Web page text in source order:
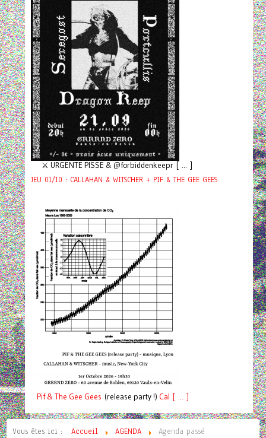
⚔️ URGENTE PISSE & @forbiddenkeepr [ ... ]
JEU 01/10 : CALLAHAN & WITSCHER + PIF & THE GEE GEES
Pif& The Gee Gees (release party !) Cal [ ... ]
Vous êtes ici : Accueil AGENDA Agenda passé